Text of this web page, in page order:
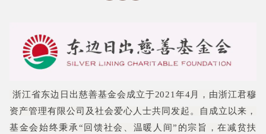
浙江省东边日出慈善基金会成立于2021年4月，由浙江君穆
资产管理有限公司及社会爱心人士共同发起。自成立以来，
基金会始终秉承“回馈社会、温暖人间”的宗旨，在减贫扶